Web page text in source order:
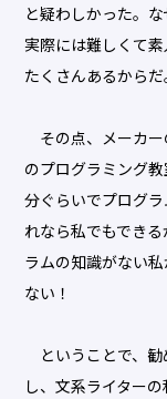
と疑わしかった。
実際には難しくて
たくさんあるからだ
その点、メーカー
のプログラミング
分ぐらいでプログ
れなら私でもでき
ラムの知識がない
ない！
ということで、勧
し、文系ライター